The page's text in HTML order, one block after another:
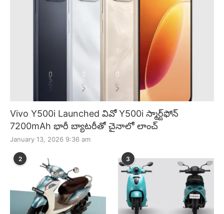
Vivo Y500i Launched వివో Y500i స్మార్ట్‌ఫోన్
7200mAh భారీ బ్యాటరీతో చైనాలో లాంచ్
January 13, 2026 9:36 am
2 3